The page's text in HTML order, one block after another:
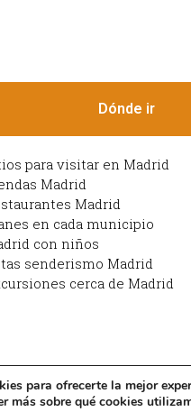
Dónde ir
para visitar en Madrid
Madrid
Madrid
en cada municipio
con niños
senderismo Madrid
cerca de Madrid
en Madrid |
para ofrecerte la mejor
más sobre qué cookies